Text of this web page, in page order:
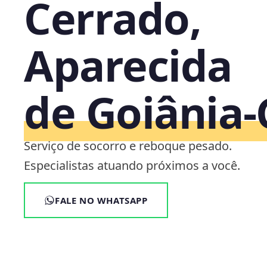
Cerrado,
Aparecida
de
Serviço de socorro e reboque pesado.
Especialistas atuando próximos a você.
FALE NO WHATSAPP